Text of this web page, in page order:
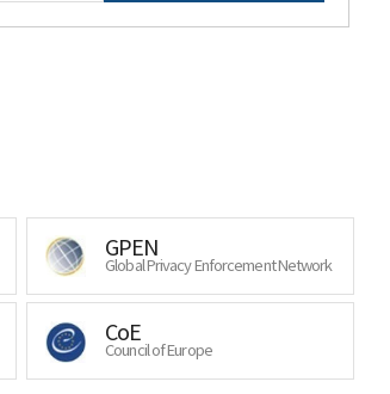
GPEN
Global Privacy Enforcement Network
CoE
Council of Europe